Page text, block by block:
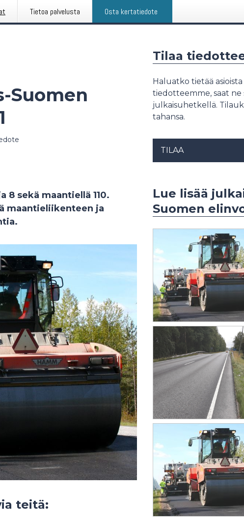
Tietoa palvelusta Osta kertatiedote
Suomen
8 sekä maantiellä 110.
maantieliikenteen ja
teitä:
Tilaa
Haluatko tietää
tiedotteemme, saat ne
julkaisuhetkellä.
tahansa.
TILAA
Lue lisää
Suomen